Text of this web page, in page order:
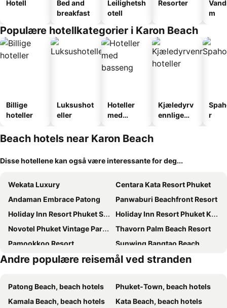
Hotell
Bed and
breakfast
Leilighetsh
otell
Resorter
m
Populære hotellkategorier i Karon Beach
Billige
hoteller
Luksushot
eller
Hoteller
med
Kjæledyrv
ennlige
r
Beach hotels near Karon Beach
Disse hotellene kan også være interessante for deg...
Wekata Luxury
Centara Kata Resort Phuket
Andaman Embrace Patong
Panwaburi Beachfront Resort
Holiday Inn Resort Phuket Surin Beach By Ihg
Holiday Inn Resort Phuket Karon Beach
Novotel Phuket Vintage Park Resort
Thavorn Palm Beach Resort
Pamookkoo Resort
Sunwing Bangtao Beach
Pullman Phuket Karon Beach Resort
Radisson RED Phuket Patong Beach
Hyatt Regency Phuket Resort
Andamantra Resort and Villa Phuket
Amata Patong
Best Western Premier Bangtao Beach Resort & Spa
Andre populære reisemål ved stranden
Patong Beach, beach hotels
Phuket-Town, beach hotels
Kamala Beach, beach hotels
Kata Beach, beach hotels